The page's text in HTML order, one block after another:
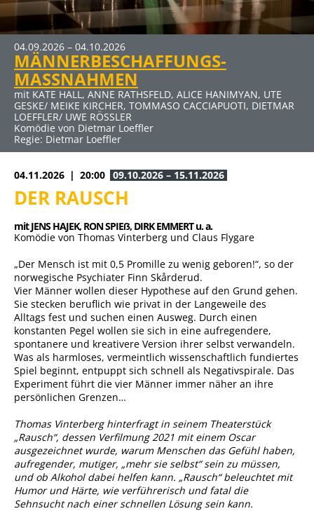
04.09.2026 – 04.10.2026
MÄNNERBESCHAFFUNGS-
MASSNAHMEN
mit KATE HALL, ANNE RATHSFELD, ALICE HANIMYAN, UTE
GESKE/ MEIKE KIRCHER, TOMMASO CACCIAPUOTI, DIETMAR
LOEFFLER/ UWE RÖSSLER
Komödie von Dietmar Loeffler
Regie: Dietmar Loeffler
04.11.2026 20:00 09.10.2026 – 15.11.2026
DER RAUSCH
mit JENS HAJEK, RON SPIEẞ, DIRK EMMERT u. a.
Komödie von Thomas Vinterberg und Claus Flygare
„Der Mensch ist mit 0,5 Promille zu wenig geboren!“, so der
norwegische Psychiater Finn Skårderud.
Vier Männer wollen dieser Hypothese auf den Grund gehen.
Sie stecken beruflich wie privat in der Langeweile des
Alltags fest und suchen einen Ausweg. Durch einen
konstanten Pegel wollen sie sich in eine aufregendere,
spontanere und kreativere Version ihrer selbst verwandeln.
Was als harmloses, vermeintlich wissenschaftlich fundiertes
Spiel beginnt, entpuppt sich schnell als Negativspirale. Das
Experiment führt die vier Männer immer näher an ihre
persönlichen Grenzen…
Thomas Vinterberg hinterfragt in seinem Theaterstück
„Rausch“, dessen Verfilmung 2021 mit einem Oscar
ausgezeichnet wurde, warum Menschen das Gefühl haben,
aufregender, mutiger, „mehr sie selbst“ sein zu müssen,
und ob Alkohol dabei helfen kann. „Rausch“ beleuchtet mit
Humor und Härte, wie verführerisch und fatal die
Sehnsucht nach einer schnellen Lösung sein kann.